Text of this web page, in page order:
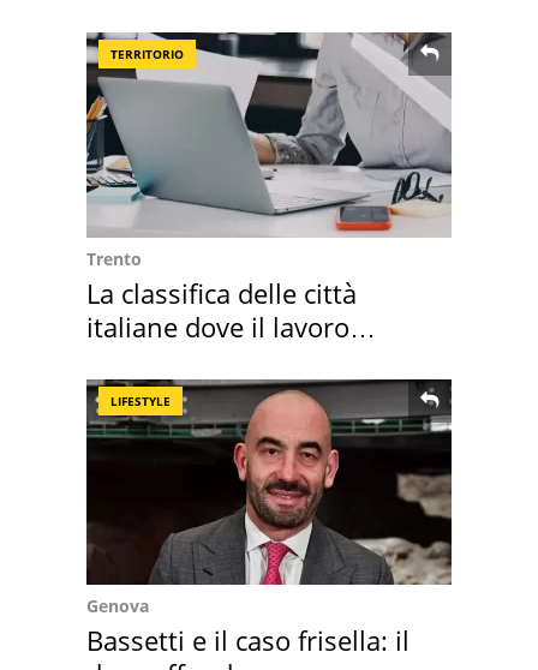
TERRITORIO
Trento
La classifica delle città
italiane dove il lavoro
LIFESTYLE
Genova
Bassetti e il caso frisella: il